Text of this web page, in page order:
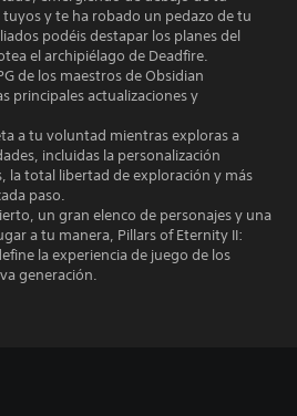
y te ha robado un pedazo de tu
podéis destapar los planes del
el archipiélago de Deadfire.
de los maestros de Obsidian
principales actualizaciones y
a tu voluntad mientras exploras a
incluidas la personalización
la total libertad de exploración y más
paso.
un gran elenco de personajes y una
a tu manera, Pillars of Eternity II:
la experiencia de juego de los
generación.